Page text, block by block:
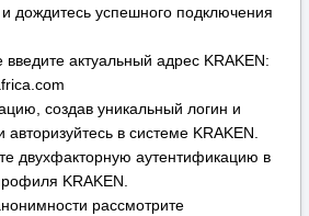
продавца по отзывам и
сделки на KRAKEN.
РїР»РѕС‰Р°РґРєР°
СЃСЃС‹Р»РєР° kraken
krab